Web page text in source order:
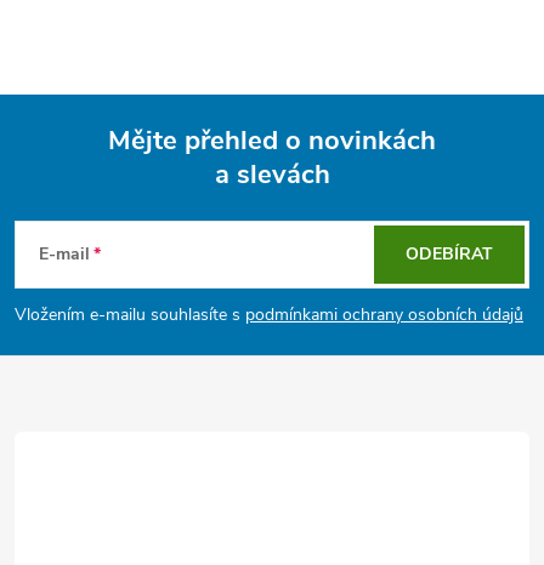
p
Mějte přehled o novinkách
a slevách
E-mail
Vložením e-mailu souhlasíte s podmínkami ochrany osobních údajů
ODEBÍRAT